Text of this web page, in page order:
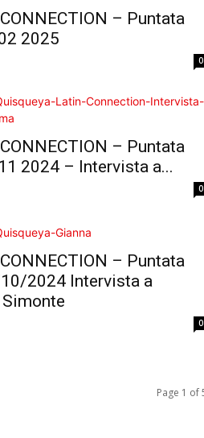
– Puntata
2025
0
– Puntata
2024 – Intervista a...
0
– Puntata
2024 Intervista a
Simonte
0
Page 1 of